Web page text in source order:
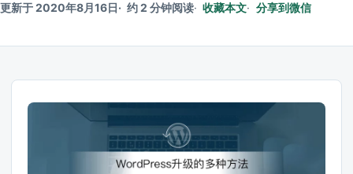
更新于 2020年8月16日 约 2 分钟阅读 收藏本文 分享到微信